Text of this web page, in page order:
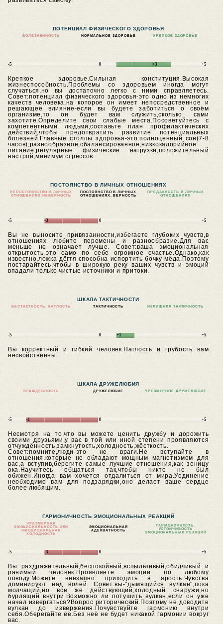
ПОТЕНЦИАЛ ФИЗИЧЕСКОГО ЗДОРОВЬЯ
БОЛЕЗНЕННОСТЬ НОРМАЛЬНОЕ ЗДОРОВЬЕ КРЕПКОЕ ЗДОРОВЬЕ
-5 0 +3 +5
Крепкое здоровье.Сильная конституция.Высокая
жизнеспособность.Проблемы со здоровьем иногда могут
случаться,но вы достаточно легко с ними справляетесь.
Совет:потенциал физического здоровья-это одно из немногих
качеств человека,на которое он имеет непосредственное и
решающее влияние-если вы будете заботиться о своём
организме,то он будет вам служить,сколько сами
захотите.Определите свои слабые места.Посоветуйтесь с
компетентными людьми,составьте план профилактических
действий,чтобы предотвратить развитие потенциальных
болезней.Главные столпы здоровья-это:полноценный сон(7-8
часов);разнообразное,сбалансированное,низкокалорийное
питание;регулярные физические нагрузки;положительный
настрой;минимум стрессов.
ПОСТОЯНСТВО В ЛИЧНЫХ ОТНОШЕНИЯХ
НЕПОСТОЯНСТВО В ЛИЧНЫХ
ОТНОШЕНИЯХ.
НЕВЕРНОСТЬ
ПОСТОЯНСТВО В ЛИЧНЫХ
ОТНОШЕНИЯХ. ВЕРНОСТЬ
ПРЕДАННОСТЬ В ЛИЧНЫХ
ОТНОШЕНИЯХ
-5 -3 0 +5
Вы не выносите привязанности,избегаете глубоких чувств,в
отношениях любите перемены и разнообразие.Для вас
меньше не означает лучше. Совет:ваша эмоциональная
открытость-это само по себе огромное счастье.Однако,как
известно,ложка дёгтя способна испортить бочку мёда.Поэтому
постарайтесь,чтобы в широкую реку ваших чувств и эмоций
впадали только чистые источники и притоки.
ШКАЛА ТАКТИЧНОСТИ
БЕСТАКТНОСТЬ, НАГЛОСТЬ ТАКТИЧНОСТЬ ИЗЛИШНЯЯ ТАКТИЧНОСТЬ
-5 0 +1 +5
Вы корректный и гибкий человек.Наглость и грубость вам
несвойственны.
ШКАЛА ДРУЖЕЛЮБИЯ
ВРАЖДЕБНОСТЬ ДРУЖЕЛЮБИЕ ЧРЕЗМЕРНОЕ ДРУЖЕЛЮБИЕ
-5 -4 0 +5
Несмотря на то,что вы можете ценить дружбу и дорожить
своими друзьями,у вас в той или иной степени проявляются
отчуждённость,замкнутость,холодность,жёсткость.
Совет:помните,люди-это не враги.Не вступайте в
отношения,которые не обладают мощным магнетизмом для
вас,а вступив,берегите самые лучшие отношения,как зеницу
ока.Научитесь общаться так,чтобы никто не был
обижен.Иногда вам хочется отдалиться от мира.Уединение
необходимо вам для подзарядки,оно делает ваше сердце
более любящим.
ГАРМОНИЧНОСТЬ ЭМОЦИОНАЛЬНЫХ РЕАКЦИЙ
ЧРЕЗМЕРНАЯ
ЭМОЦИОНАЛЬНОСТЬ ИЛИ
ЭМОЦИОНАЛЬНАЯ
ХОЛОДНОСТЬ
ЭМОЦИОНАЛЬНАЯ
АДЕКВАТНОСТЬ
ГАРМОНИЧНОСТЬ,
УСТОЙЧИВОСТЬ
ЭМОЦИОНАЛЬНЫХ РЕАКЦИЙ
-5 -3 0 +5
Вы раздражительный,беспокойный,вспыльчивый,обидчивый и
ранимый человек.Проявляете эмоции по любому
поводу.Можете внезапно приходить в ярость.Чувства
доминируют над волей.Совет:вы-"дымящийся вулкан",пока
молчащий,но всё же действующий,холодный снаружи,но
бурлящий внутри.Возможно ли потушить вулкан,если он уже
начал извергаться?Вопрос риторический.Поэтому не доводите
вулкан до извержения.Почувствуйте гармонию внутри
себя.Оберегайте её.Без неё не будет никакой гармонии вокруг
вас.